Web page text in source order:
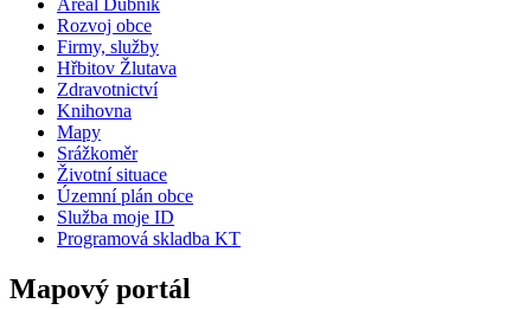
Rozvoj obce
Firmy, služby
Hřbitov Žlutava
Zdravotnictví
Knihovna
Mapy
Srážkoměr
Životní situace
Územní plán obce
Služba moje ID
Programová skladba KT
Mapový portál